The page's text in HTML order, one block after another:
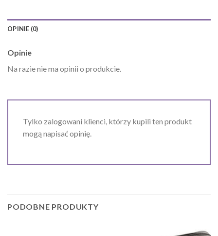
OPINIE (0)
Opinie
Na razie nie ma opinii o produkcie.
Tylko zalogowani klienci, którzy kupili ten produkt
mogą napisać opinię.
PODOBNE PRODUKTY